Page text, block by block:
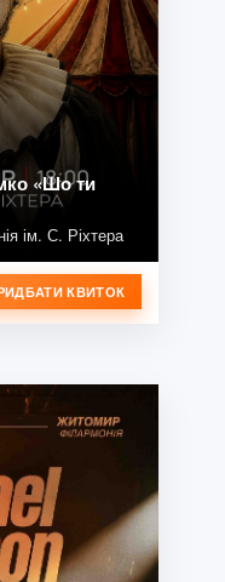
«Шо ти
ім. С. Ріхтера
КВИТОК